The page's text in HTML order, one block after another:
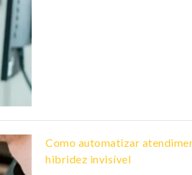
Como automatizar
hibridez invisível